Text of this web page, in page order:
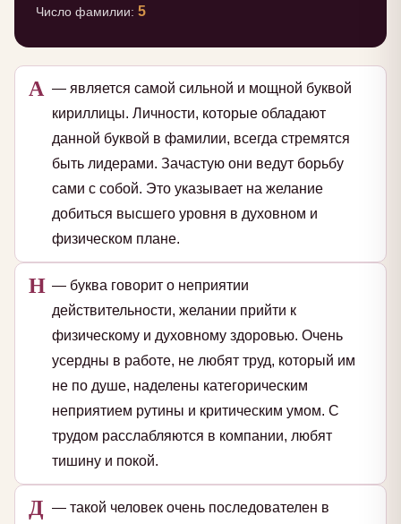
Число фамилии: 5
А — является самой сильной и мощной буквой
кириллицы. Личности, которые обладают
данной буквой в фамилии, всегда стремятся
быть лидерами. Зачастую они ведут борьбу
сами с собой. Это указывает на желание
добиться высшего уровня в духовном и
физическом плане.
Н — буква говорит о неприятии
действительности, желании прийти к
физическому и духовному здоровью. Очень
усердны в работе, не любят труд, который им
не по душе, наделены категорическим
неприятием рутины и критическим умом. С
трудом расслабляются в компании, любят
тишину и покой.
Д — такой человек очень последователен в